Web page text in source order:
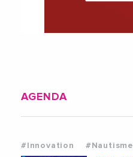
AGENDA
#Innovation #Nautisme